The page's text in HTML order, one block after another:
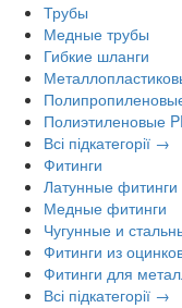
Трубы
Медные трубы
Гибкие шланги
Полиэтиленовые
Всі підкатегорії →
Фитинги
Латунные фитинги
Медные фитинги
Чугунные и
Фитинги из
Фитинги для
Всі підкатегорії →